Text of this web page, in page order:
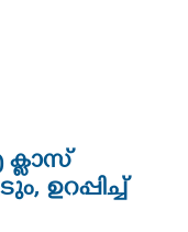
ഉറപ്പിച്ച്